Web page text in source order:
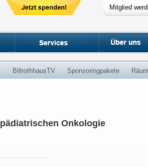
Mitglied
BillrothhausTV Sponsoringpakete
Onkologie